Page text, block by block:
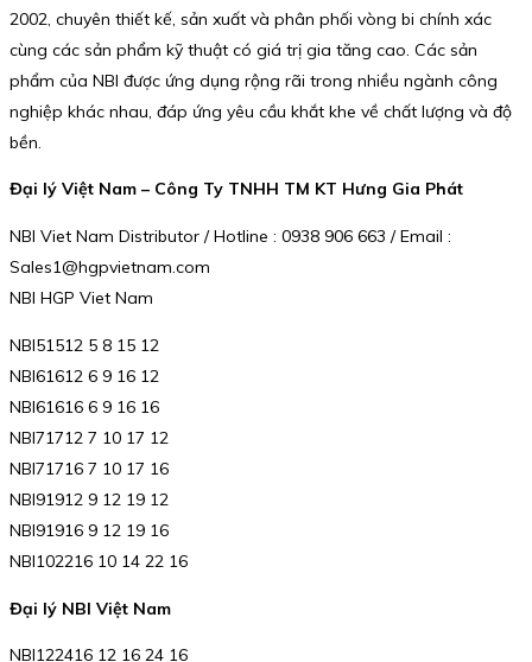
2002, chuyên thiết kế, sản xuất và phân phối vòng bi chính xác
cùng các sản phẩm kỹ thuật có giá trị gia tăng cao. Các sản
phẩm của NBI được ứng dụng rộng rãi trong nhiều ngành công
nghiệp khác nhau, đáp ứng yêu cầu khắt khe về chất lượng và độ
bền.
Đại lý Việt Nam – Công Ty TNHH TM KT Hưng Gia Phát
NBI Viet Nam Distributor / Hotline : 0938 906 663 / Email :
Sales1@hgpvietnam.com
NBI HGP Viet Nam
NBI51512 5 8 15 12
NBI61612 6 9 16 12
NBI61616 6 9 16 16
NBI71712 7 10 17 12
NBI71716 7 10 17 16
NBI91912 9 12 19 12
NBI91916 9 12 19 16
NBI102216 10 14 22 16
Đại lý NBI Việt Nam
NBI122416 12 16 24 16